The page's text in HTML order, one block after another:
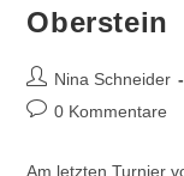
Oberstein
Beitrags-
Autor:
Nina Schneider
Beitrags-
0 Kommentare
Am letzten Turnier